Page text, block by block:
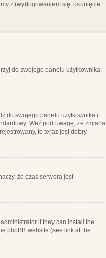
z (wy)logowaniem się, usunięcie
do swojego panelu użytkownika;
do swojego panelu użytkownika i
Weź pod uwagę, że zmiana
to teraz jest dobry
że czas serwera jest
if they can install the
phpBB website (see link at the